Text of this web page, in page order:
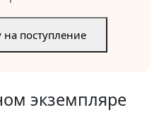
на поступление
экземпляре